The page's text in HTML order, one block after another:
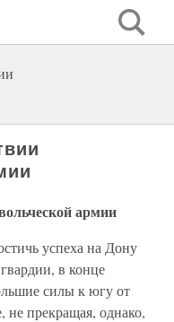
армии
успеха на Дону
в конце
силы к югу от
прекращая, однако,